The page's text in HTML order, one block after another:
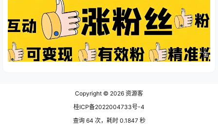
广告
Copyright © 2026 资源客
桂ICP备2022004733号-4
查询 64 次，耗时 0.1847 秒